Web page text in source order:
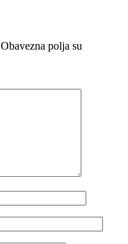
Obavezna polja su